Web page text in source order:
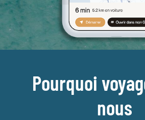
Pourquoi
nous